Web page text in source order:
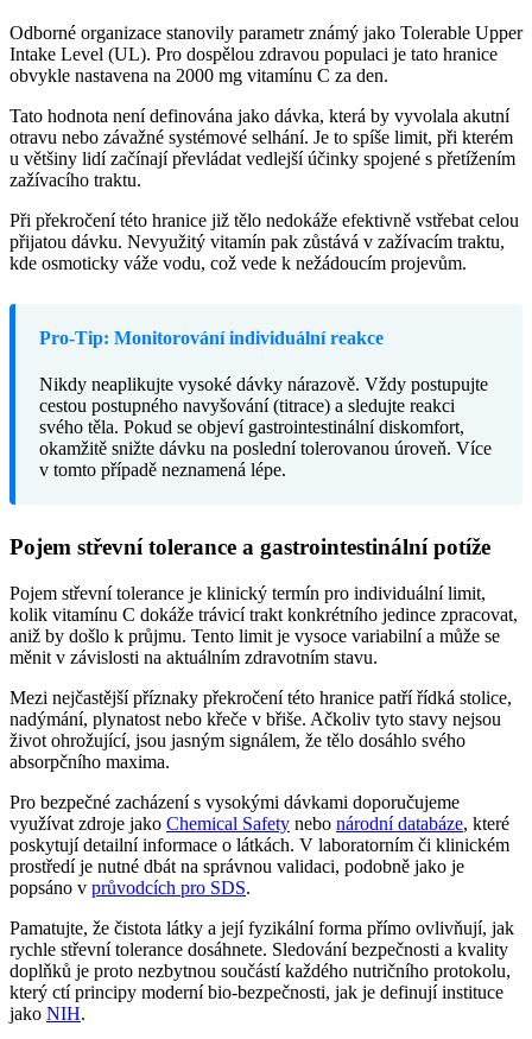
Odborné organizace stanovily parametr známý jako Tolerable Upper
Intake Level (UL). Pro dospělou zdravou populaci je tato hranice
obvykle nastavena na 2000 mg vitamínu C za den.
Tato hodnota není definována jako dávka, která by vyvolala akutní
otravu nebo závažné systémové selhání. Je to spíše limit, při kterém
u většiny lidí začínají převládat vedlejší účinky spojené s přetížením
zažívacího traktu.
Při překročení této hranice již tělo nedokáže efektivně vstřebat celou
přijatou dávku. Nevyužitý vitamín pak zůstává v zažívacím traktu,
kde osmoticky váže vodu, což vede k nežádoucím projevům.
Pro-Tip: Monitorování individuální reakce
Nikdy neaplikujte vysoké dávky nárazově. Vždy postupujte
cestou postupného navyšování (titrace) a sledujte reakci
svého těla. Pokud se objeví gastrointestinální diskomfort,
okamžitě snižte dávku na poslední tolerovanou úroveň. Více
v tomto případě neznamená lépe.
Pojem střevní tolerance a gastrointestinální potíže
Pojem střevní tolerance je klinický termín pro individuální limit,
kolik vitamínu C dokáže trávicí trakt konkrétního jedince zpracovat,
aniž by došlo k průjmu. Tento limit je vysoce variabilní a může se
měnit v závislosti na aktuálním zdravotním stavu.
Mezi nejčastější příznaky překročení této hranice patří řídká stolice,
nadýmání, plynatost nebo křeče v břiše. Ačkoliv tyto stavy nejsou
život ohrožující, jsou jasným signálem, že tělo dosáhlo svého
absorpčního maxima.
Pro bezpečné zacházení s vysokými dávkami doporučujeme
využívat zdroje jako Chemical Safety nebo národní databáze, které
poskytují detailní informace o látkách. V laboratorním či klinickém
prostředí je nutné dbát na správnou validaci, podobně jako je
popsáno v průvodcích pro SDS.
Pamatujte, že čistota látky a její fyzikální forma přímo ovlivňují, jak
rychle střevní tolerance dosáhnete. Sledování bezpečnosti a kvality
doplňků je proto nezbytnou součástí každého nutričního protokolu,
který ctí principy moderní bio-bezpečnosti, jak je definují instituce
jako NIH.